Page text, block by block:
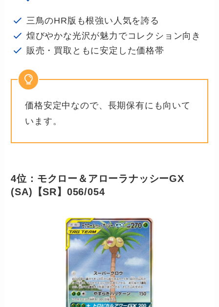
三鳥のHR版も根強い人気を誇る
煌びやかな光沢が魅力でコレクション向き
販売・買取ともに安定した価格帯
価格安定中なので、長期保有にも向いて
います。
4位：モクロー＆アローラナッシーGX
(SA)【SR】056/054